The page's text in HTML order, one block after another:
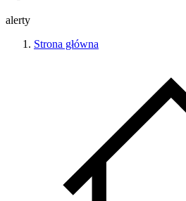
alerty
Strona główna